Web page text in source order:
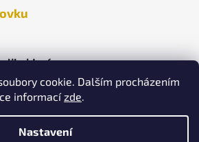
cookie. Dalším procházením
informacízde.
Nastavení
likvidací.